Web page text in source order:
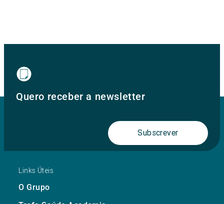
Quero receber a newsletter
Subscrever
Links Úteis
O Grupo